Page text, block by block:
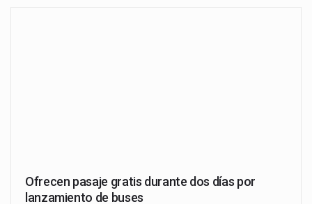
Ofrecen pasaje gratis durante dos días por
lanzamiento de buses